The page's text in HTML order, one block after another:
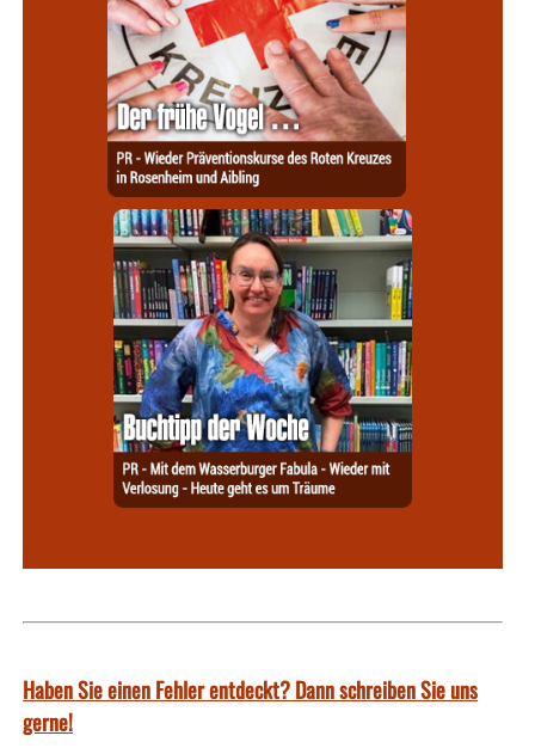
Haben Sie einen Fehler entdeckt? Dann schreiben Sie uns
gerne!